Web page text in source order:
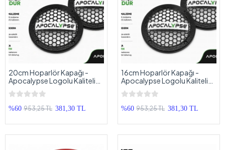
20cm Hoparlör Kapağı -
Apocalypse Logolu Kaliteli
Plastik Midrange Hoparlör
Kapak 20 cm - 2 Adet
%60 953,25 TL 381,30 TL
16cm Hoparlör Kapağı -
Apocalypse Logolu Kaliteli
Plastik Midrange Hoparlör
Kapak 16 cm - 2 Adet
%60 953,25 TL 381,30 TL